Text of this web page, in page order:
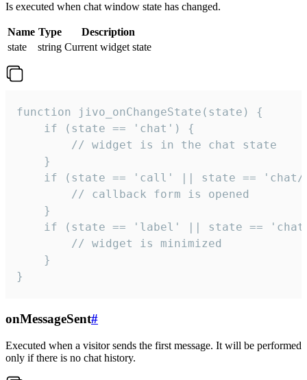
Is executed when chat window state has changed.
Name Type
Description
state
string Current widget state
function jivo_onChangeState(state) {
    if (state == 'chat') {
        // widget is in the chat state
    }
if (state == 'call' || state ==
        // callback form is opened
    }
if (state == 'label' || state ==
        // widget is minimized
    }
}
onMessageSent#
Executed when a visitor sends the first message. It will be performed
only if there is no chat history.